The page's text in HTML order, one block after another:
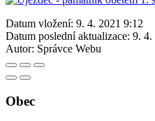
Datum vložení: 9. 4. 2021 9:12
Datum poslední aktualizace: 9. 4.
Autor: Správce Webu
Obec